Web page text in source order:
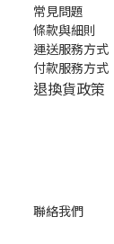
常見問題
條款與細則
運送服務方式
付款服務方式
退換貨政策
聯絡我們